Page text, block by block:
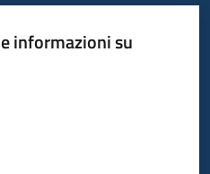
informazioni su